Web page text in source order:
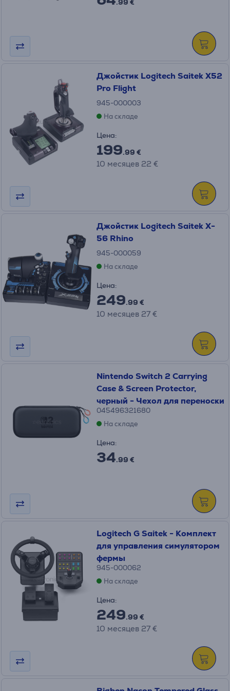
.99 €
Джойстик Logitech Saitek X52
Pro Flight
945-000003
На складе
Цена:
199.99 €
10 месяцев 22 €
Джойстик Logitech Saitek X-
56 Rhino
945-000059
На складе
Цена:
249.99 €
10 месяцев 27 €
Nintendo Switch 2 Carrying
Case & Screen Protector,
черный - Чехол для переноски
045496321680
На складе
Цена:
34.99 €
Logitech G Saitek - Комплект
для управления симулятором
фермы
945-000062
На складе
Цена:
249.99 €
10 месяцев 27 €